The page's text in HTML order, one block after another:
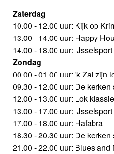
Zaterdag
10.00 - 12.00 uur: Kijk op
13.00 - 14.00 uur: Happy
14.00 - 18.00 uur: IJsselsport
Zondag
00.00 - 01.00 uur: 'k Zal zijn
09.30 - 12.00 uur: De kerken
12.00 - 13.00 uur: Lok
13.00 - 17.00 uur: IJsselsport
17.00 - 18.00 uur: Hafabra
18.30 - 20.30 uur: De
21.00 - 22.00 uur: Blues and